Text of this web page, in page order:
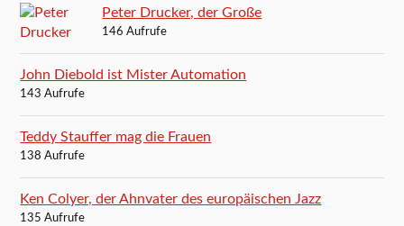
Peter Drucker, der Große
146 Aufrufe
John Diebold ist Mister Automation
143 Aufrufe
Teddy Stauffer mag die Frauen
138 Aufrufe
Ken Colyer, der Ahnvater des europäischen Jazz
135 Aufrufe